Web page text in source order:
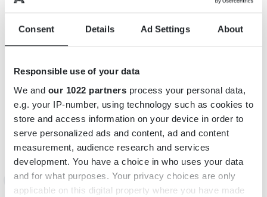
Consent Details Ad Settings About
Responsible use of your data
We and our 1022 partners process your personal data,
e.g. your IP-number, using technology such as cookies to
store and access information on your device in order to
serve personalized ads and content, ad and content
measurement, audience research and services
development. You have a choice in who uses your data
and for what purposes. Your privacy choices are only
applicable on this digital property where you have made
INFORMATION